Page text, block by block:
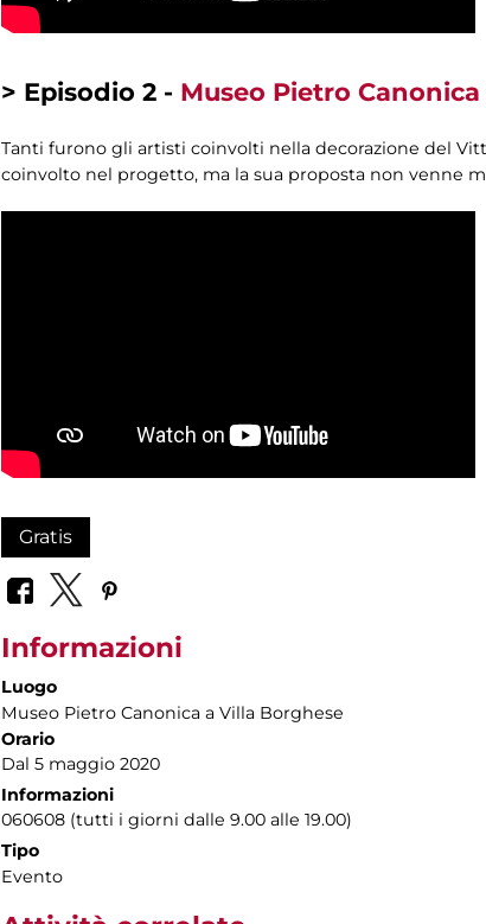
> Episodio 2 - Museo Pietro
Tanti furono gli artisti coinvolti nella decorazione del
coinvolto nel progetto, ma la sua proposta non venne
Gratis
Informazioni
Luogo
Museo Pietro Canonica a Villa Borghese
Orario
Dal 5 maggio 2020
Informazioni
060608 (tutti i giorni dalle 9.00 alle 19.00)
Tipo
Evento